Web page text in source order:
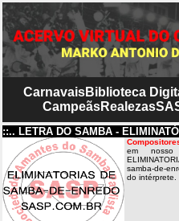
CarnavaisBiblioteca
CampeãsRealezas
::.. LETRA DO SAMBA -
em
samba-de-
do intérprete.